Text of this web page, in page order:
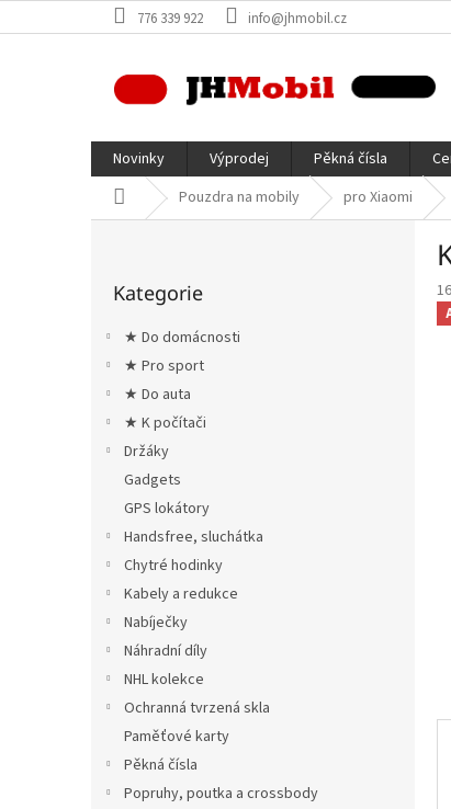
na
776 339 922 info@jhmobil.cz
Novinky Výprodej Pěkná čísla
Domů Pouzdra na mobily pro Xiaomi
kategorie
Kategorie
★ Do domácnosti
★ Pro sport
★ Do auta
★ K počítači
Držáky
Gadgets
GPS lokátory
Handsfree, sluchátka
Chytré hodinky
Kabely a redukce
Nabíječky
Náhradní díly
NHL kolekce
Ochranná tvrzená skla
Paměťové karty
Pěkná čísla
Popruhy, poutka a crossbody